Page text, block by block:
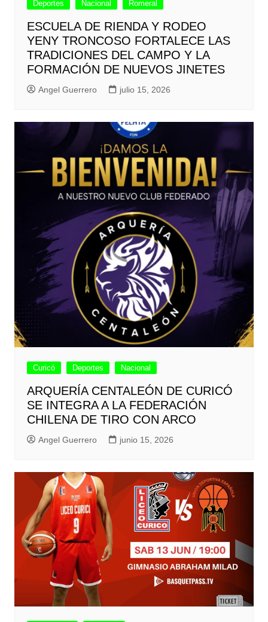
Deportes Nacional Romeral
ESCUELA DE RIENDA Y RODEO
YENY TRONCOSO FORTALECE LAS
TRADICIONES DEL CAMPO Y LA
FORMACIÓN DE NUEVOS JINETES
Angel Guerrero julio 15, 2026
Curicó Deportes Nacional
ARQUERÍA CENTALEÓN DE CURICÓ
SE INTEGRA A LA FEDERACIÓN
CHILENA DE TIRO CON ARCO
Angel Guerrero junio 15, 2026